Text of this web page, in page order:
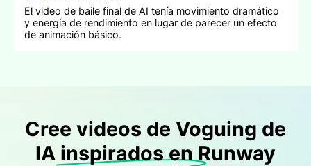
El video de baile final de AI tenía movimiento dramático
y energía de rendimiento en lugar de parecer un efecto
de animación básico.
Cree videos de Voguing de
IA inspirados en Runway